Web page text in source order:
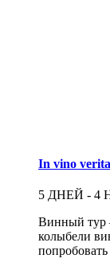
In vino
5 ДНЕЙ - 4
Винный тур
колыбели